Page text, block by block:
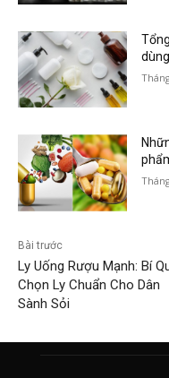
Bài trước
Ly Uống Rượu Mạnh: Bí
Chọn Ly Chuẩn Cho Dân
Sành Sỏi